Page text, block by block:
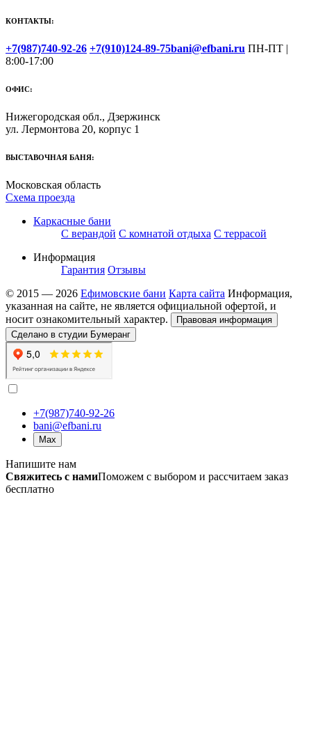
КОНТАКТЫ:
+7(987)740-92-26 +7(910)124-89-75bani@efbani.ru ПН-ПТ |
8:00-17:00
ОФИС:
Нижегородская обл., Дзержинск
ул. Лермонтова 20, корпус 1
ВЫСТАВОЧНАЯ БАНЯ:
Московская область
Схема проезда
Каркасные бани
С верандой С комнатой отдыха С террасой
Информация
Гарантия Отзывы
© 2015 — 2026 Ефимовские бани Карта сайта Информация,
указанная на сайте, не является официальной офертой, и
носит ознакомительный характер.
Правовая информация
Сделано в студии Бумеранг
+7(987)740-92-26
bani@efbani.ru
Max
Напишите нам
Свяжитесь с намиПоможем с выбором и рассчитаем заказ
бесплатно